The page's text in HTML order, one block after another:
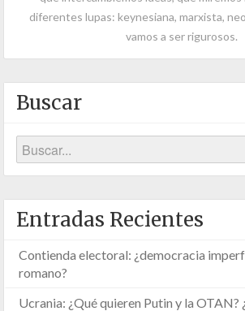
diferentes lupas: keynesiana, marxista,
vamos a ser rigurosos.
Buscar
Entradas Recientes
Contienda electoral: ¿democracia
romano?
Ucrania: ¿Qué quieren Putin y la OTAN?